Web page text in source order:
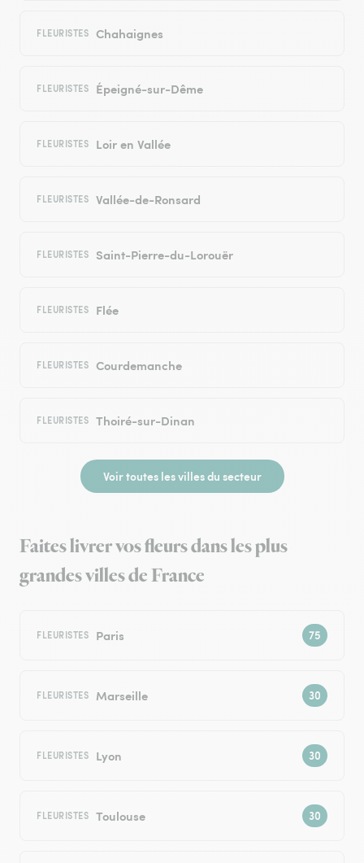
FLEURISTES Chahaignes
FLEURISTES Épeigné-sur-Dême
FLEURISTES Loir en Vallée
FLEURISTES Vallée-de-Ronsard
FLEURISTES Saint-Pierre-du-Lorouër
FLEURISTES Flée
FLEURISTES Courdemanche
FLEURISTES Thoiré-sur-Dinan
Voir toutes les villes du secteur
Faites livrer vos fleurs dans les plus
grandes villes de France
FLEURISTES Paris
FLEURISTES Marseille
FLEURISTES Lyon
FLEURISTES Toulouse